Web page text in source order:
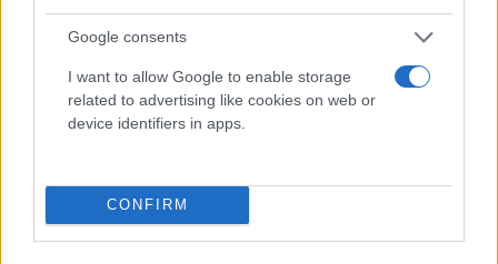
Google consents
I want to allow Google to enable storage
related to advertising like cookies on web or
device identifiers in apps.
CONFIRM
Δείτε φωτογραφίες